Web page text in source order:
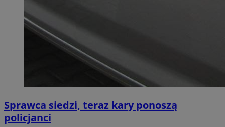
Sprawca siedzi, teraz kary ponoszą
policjanci